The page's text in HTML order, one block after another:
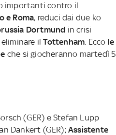
importanti contro il
e Roma, reduci dai due ko
Dortmund in crisi
ilTottenham. Ecco le
che si giocheranno martedì 5
(GER) e Stefan Lupp
Dankert (GER);Assistente